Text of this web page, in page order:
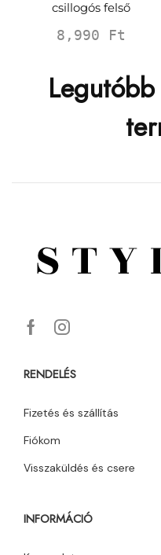
csillogós felső
8,990 Ft
RENDELÉS
Fizetés és szállítás
Fiókom
Visszaküldés és csere
INFORMÁCIÓ